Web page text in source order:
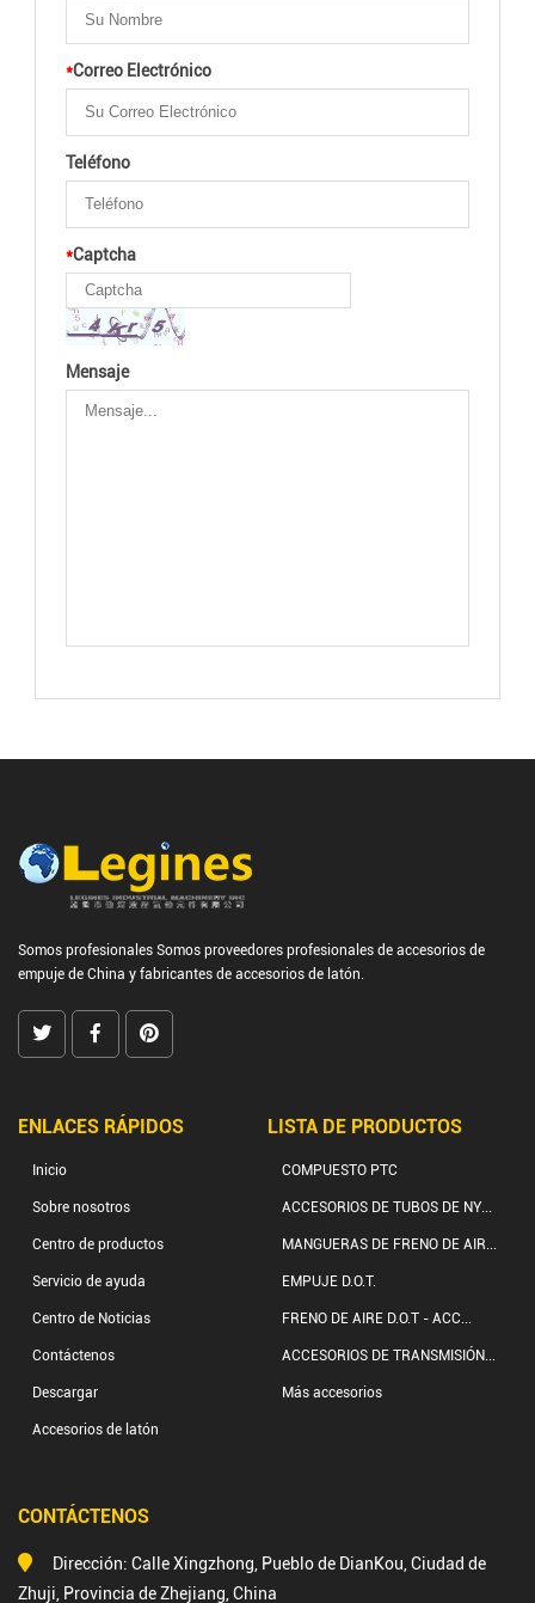
*Correo Electrónico
Teléfono
*Captcha
Mensaje
Somos profesionales Somos proveedores profesionales de accesorios de
empuje de China y fabricantes de accesorios de latón.
ENLACES RÁPIDOS
Inicio
Sobre nosotros
Centro de productos
Servicio de ayuda
Centro de Noticias
Contáctenos
Descargar
Accesorios de latón
LISTA DE PRODUCTOS
COMPUESTO PTC
ACCESORIOS DE TUBOS DE NY...
MANGUERAS DE FRENO DE AIR...
EMPUJE D.O.T.
FRENO DE AIRE D.O.T - ACC...
ACCESORIOS DE TRANSMISIÓN...
Más accesorios
CONTÁCTENOS
Dirección: Calle Xingzhong, Pueblo de DianKou, Ciudad de
Zhuji, Provincia de Zhejiang, China